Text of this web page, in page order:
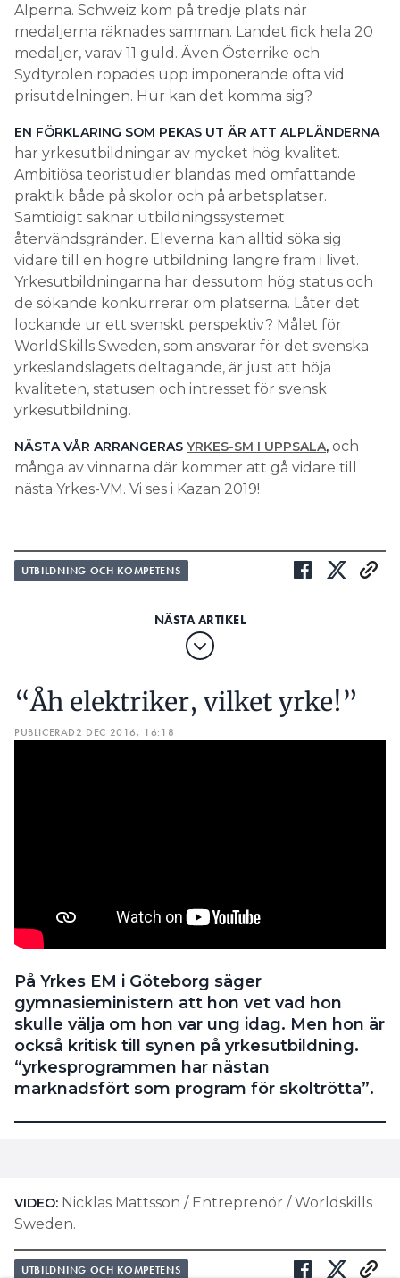
Alperna. Schweiz kom på tredje plats när
medaljerna räknades samman. Landet fick hela 20
medaljer, varav 11 guld. Även Österrike och
Sydtyrolen ropades upp imponerande ofta vid
prisutdelningen. Hur kan det komma sig?
EN FÖRKLARING SOM PEKAS UT ÄR ATT ALPLÄNDERNA
har yrkesutbildningar av mycket hög kvalitet.
Ambitiösa teoristudier blandas med omfattande
praktik både på skolor och på arbetsplatser.
Samtidigt saknar utbildningssystemet
återvändsgränder. Eleverna kan alltid söka sig
vidare till en högre utbildning längre fram i livet.
Yrkesutbildningarna har dessutom hög status och
de sökande konkurrerar om platserna. Låter det
lockande ur ett svenskt perspektiv? Målet för
WorldSkills Sweden, som ansvarar för det svenska
yrkeslandslagets deltagande, är just att höja
kvaliteten, statusen och intresset för svensk
yrkesutbildning.
NÄSTA VÅR ARRANGERAS YRKES-SM I UPPSALA, och
många av vinnarna där kommer att gå vidare till
nästa Yrkes-VM. Vi ses i Kazan 2019!
UTBILDNING OCH KOMPETENS
“Åh elektriker, vilket yrke!”
PUBLICERAD2 DEC 2016, 16:18
På Yrkes EM i Göteborg säger
gymnasieministern att hon vet vad hon
skulle välja om hon var ung idag. Men hon är
också kritisk till synen på yrkesutbildning.
“yrkesprogrammen har nästan
marknadsfört som program för skoltrötta”.
VIDEO: Nicklas Mattsson / Entreprenör / Worldskills
Sweden.
UTBILDNING OCH KOMPETENS